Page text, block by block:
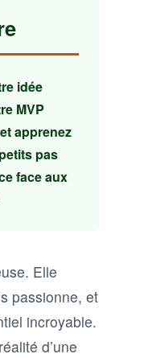
idée
MVP
apprenez
pas
face aux
Elle
passionne, et
incroyable.
d’une